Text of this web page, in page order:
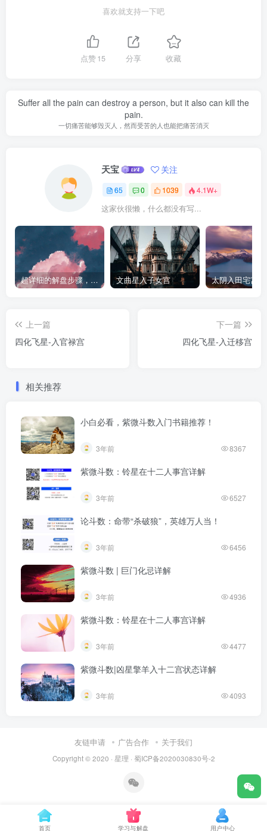
喜欢就支持一下吧
点赞15 分享 收藏
Suffer all the pain can destroy a person, but it also can kill the
pain.
一切痛苦能够毁灭人，然而受苦的人也能把痛苦消灭
天宝 关注
65 0 1039 4.1W+
这家伙很懒，什么都没有写...
超详细的解盘步骤，紫微斗数入门新手小白必收藏 文曲星入子女宫 太阴入田宅宫
上一篇
四化飞星-入官禄宫
下一篇
四化飞星-入迁移宫
相关推荐
小白必看，紫微斗数入门书籍推荐！
3年前 8367
紫微斗数：铃星在十二人事宫详解
3年前 6527
论斗数：命带“杀破狼”，英雄万人当！
3年前 6456
紫微斗数 | 巨门化忌详解
3年前 4936
紫微斗数：铃星在十二人事宫详解
3年前 4477
紫微斗数|凶星擎羊入十二宫状态详解​
3年前 4093
友链申请 广告合作 关于我们
Copyright © 2020 · 星理 · 蜀ICP备2020030830号-2
首页 学习与解盘 用户中心